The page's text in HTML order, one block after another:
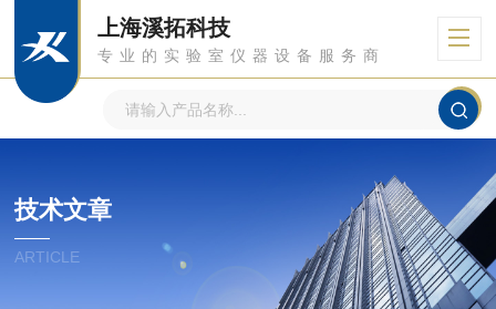
上海溪拓科技
专业的实验室仪器设备服务商
技术文章
ARTICLE